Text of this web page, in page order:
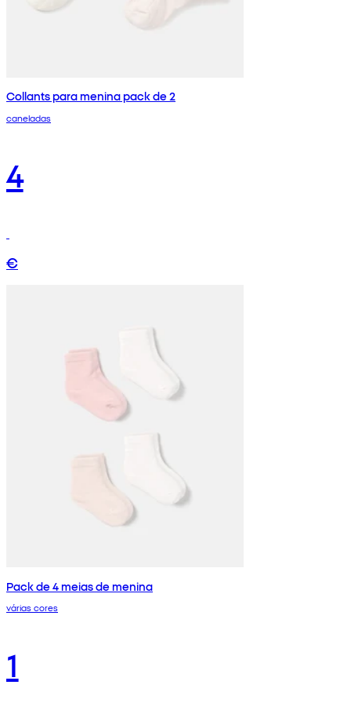
Collants para menina pack de 2
caneladas
4
€
Pack de 4 meias de menina
várias cores
1